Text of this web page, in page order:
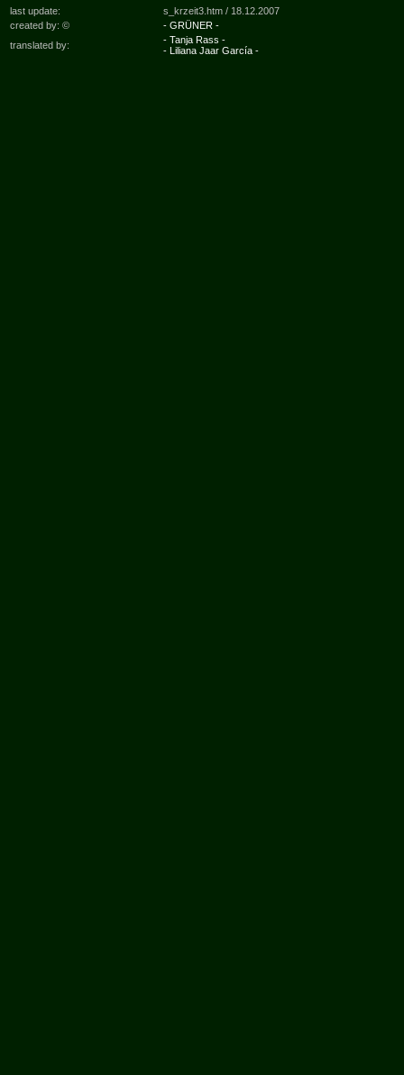
last update: s_krzeit3.htm / 18.12.2007
created by: ©
- GRÜNER -
translated by:
- Tanja Rass -
- Liliana Jaar García -